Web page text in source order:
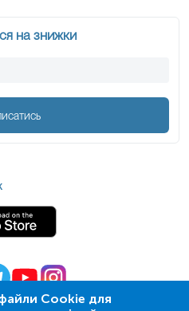
Cookie для
на знижки